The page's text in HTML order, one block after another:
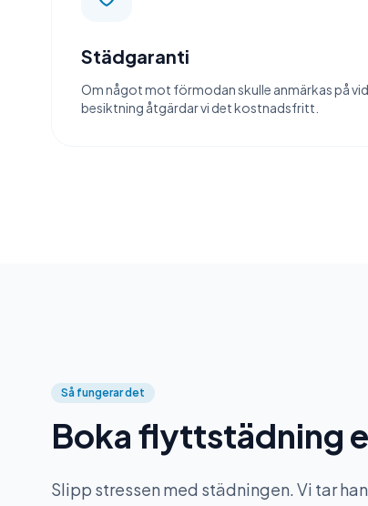
Städgaranti
Om något mot förmodan skulle anmärkas på vid
besiktning åtgärdar vi det kostnadsfritt.
Så fungerar det
Boka flyttstädning
Slipp stressen med städningen. Vi tar